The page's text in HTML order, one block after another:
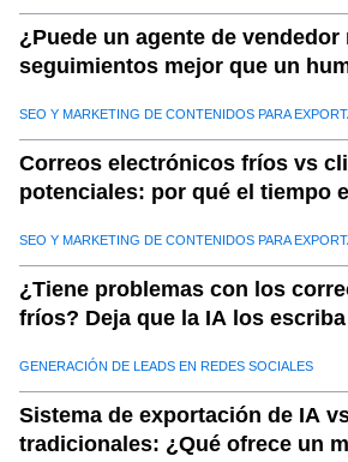
¿Puede un agente de vendedor
seguimientos mejor que un
SEO Y MARKETING DE CONTENIDOS PARA
Correos electrónicos fríos vs
potenciales: por qué el tiempo
SEO Y MARKETING DE CONTENIDOS PARA
¿Tiene problemas con los
fríos? Deja que la IA los
GENERACIÓN DE LEADS EN REDES SOCIALES
Sistema de exportación de IA
tradicionales: ¿Qué ofrece un